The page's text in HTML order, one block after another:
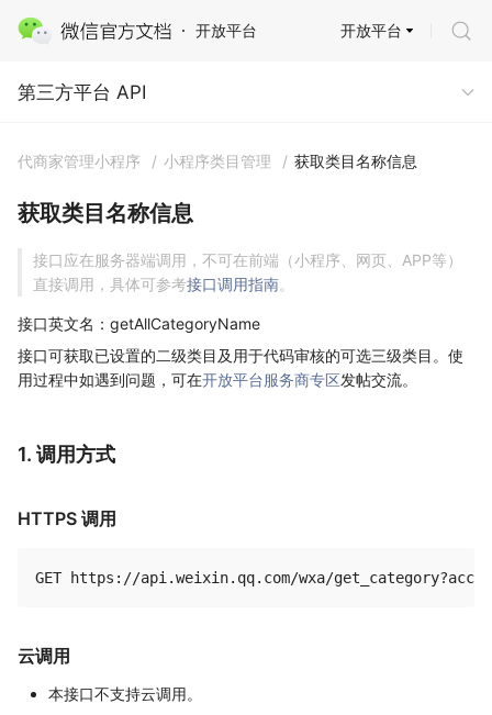
开放平台
第三方平台 API
开放平台
第三方平台 API
代商家管理小程序 / 小程序类目管理 / 获取类目名称信息
获取类目名称信息
接口应在服务器端调用，不可在前端（小程序、网页、APP等）
直接调用，具体可参考接口调用指南。
接口英文名：getAllCategoryName
接口可获取已设置的二级类目及用于代码审核的可选三级类目。使
用过程中如遇到问题，可在开放平台服务商专区发帖交流。
1. 调用方式
HTTPS 调用
云调用
本接口不支持云调用。